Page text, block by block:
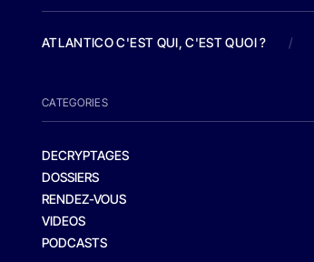
ATLANTICO C'EST QUI, C'EST QUOI ? /
CATEGORIES
DECRYPTAGES
DOSSIERS
RENDEZ-VOUS
VIDEOS
PODCASTS